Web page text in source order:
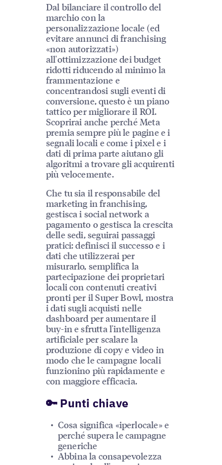
Dal bilanciare il controllo del
marchio con la
personalizzazione locale (ed
evitare annunci di franchising
«non autorizzati»)
all'ottimizzazione dei budget
ridotti riducendo al minimo la
frammentazione e
concentrandosi sugli eventi di
conversione, questo è un piano
tattico per migliorare il ROI.
Scoprirai anche perché Meta
premia sempre più le pagine e i
segnali locali e come i pixel e i
dati di prima parte aiutano gli
algoritmi a trovare gli acquirenti
più velocemente.
Che tu sia il responsabile del
marketing in franchising,
gestisca i social network a
pagamento o gestisca la crescita
delle sedi, seguirai passaggi
pratici: definisci il successo e i
dati che utilizzerai per
misurarlo, semplifica la
partecipazione dei proprietari
locali con contenuti creativi
pronti per il Super Bowl, mostra
i dati sugli acquisti nelle
dashboard per aumentare il
buy-in e sfrutta l'intelligenza
artificiale per scalare la
produzione di copy e video in
modo che le campagne locali
funzionino più rapidamente e
con maggiore efficacia.
🔑 Punti chiave
Cosa significa «iperlocale» e
perché supera le campagne
generiche
Abbina la consapevolezza